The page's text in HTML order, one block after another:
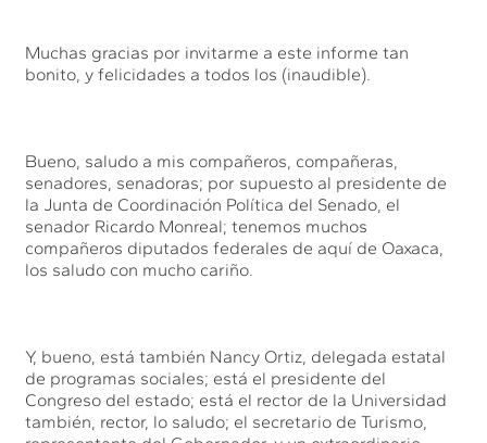
Muchas gracias por invitarme a este informe tan
bonito, y felicidades a todos los (inaudible).
Bueno, saludo a mis compañeros, compañeras,
senadores, senadoras; por supuesto al presidente de
la Junta de Coordinación Política del Senado, el
senador Ricardo Monreal; tenemos muchos
compañeros diputados federales de aquí de Oaxaca,
los saludo con mucho cariño.
Y, bueno, está también Nancy Ortiz, delegada estatal
de programas sociales; está el presidente del
Congreso del estado; está el rector de la Universidad
también, rector, lo saludo; el secretario de Turismo,